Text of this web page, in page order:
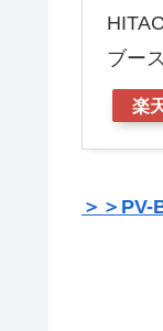
ブー
楽
＞＞